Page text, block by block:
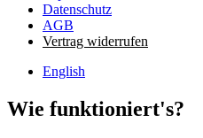
Datenschutz
AGB
Vertrag widerrufen
English
Wie funktioniert's?